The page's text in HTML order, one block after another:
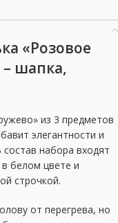
«Розовое
шапка,
из 3 предметов
элегантности и
набора входят
белом цвете и
строчкой.
от перегрева, но